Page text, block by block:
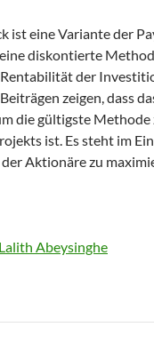
ist eine Variante der
diskontierte
der
zeigen, dass
die gültigste Methode
ist. Es steht im
Aktionäre zu
Abeysinghe